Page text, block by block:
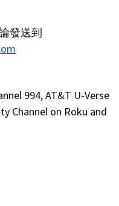
發送到
994, AT&T U-Verse
Channel on Roku and